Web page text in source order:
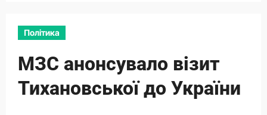
Політика
МЗС анонсувало візит
Тихановської до України